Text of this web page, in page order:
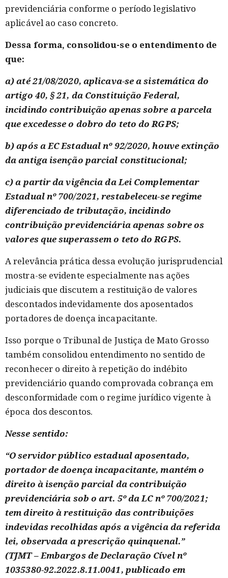
previdenciária conforme o período legislativo
aplicável ao caso concreto.
Dessa forma, consolidou-se o entendimento de
que:
a) até 21/08/2020, aplicava-se a sistemática do
artigo 40, § 21, da Constituição Federal,
incidindo contribuição apenas sobre a parcela
que excedesse o dobro do teto do RGPS;
b) após a EC Estadual nº 92/2020, houve extinção
da antiga isenção parcial constitucional;
c) a partir da vigência da Lei Complementar
Estadual nº 700/2021, restabeleceu-se regime
diferenciado de tributação, incidindo
contribuição previdenciária apenas sobre os
valores que superassem o teto do RGPS.
A relevância prática dessa evolução jurisprudencial
mostra-se evidente especialmente nas ações
judiciais que discutem a restituição de valores
descontados indevidamente dos aposentados
portadores de doença incapacitante.
Isso porque o Tribunal de Justiça de Mato Grosso
também consolidou entendimento no sentido de
reconhecer o direito à repetição do indébito
previdenciário quando comprovada cobrança em
desconformidade com o regime jurídico vigente à
época dos descontos.
Nesse sentido:
“O servidor público estadual aposentado,
portador de doença incapacitante, mantém o
direito à isenção parcial da contribuição
previdenciária sob o art. 5º da LC nº 700/2021;
tem direito à restituição das contribuições
indevidas recolhidas após a vigência da referida
lei, observada a prescrição quinquenal.”
(TJMT – Embargos de Declaração Cível nº
1035380-92.2022.8.11.0041, publicado em